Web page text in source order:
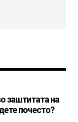
заштитата на
почесто?